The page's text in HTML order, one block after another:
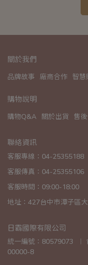
關於我們
品牌故事 廠商合作 智慧
購物說明
購物Q&A 關於出貨 售
聯絡資訊
客服專線：04-25355188
客服傳真：04-25355106
客服時間：09:00-18:00
地址：427台中市潭子區
日霸國際有限公司
統一編號：80579073  ︱
00000-8